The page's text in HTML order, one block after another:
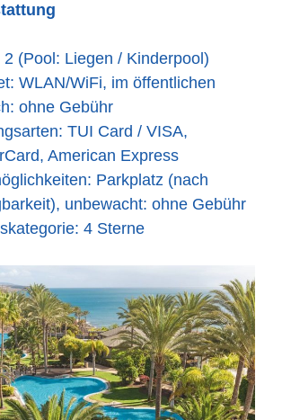
2 (Pool: Liegen / Kinderpool)
WLAN/WiFi, im öffentlichen
ohne Gebühr
TUI Card / VISA,
American Express
Parkplatz (nach
unbewacht: ohne Gebühr
4 Sterne